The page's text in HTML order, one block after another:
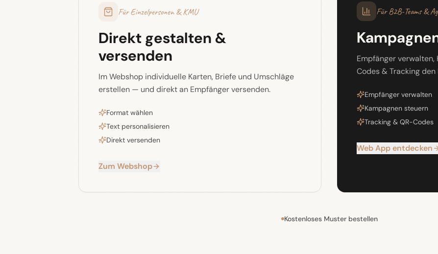
Für Einzelpersonen & KMU
Direkt gestalten &
versenden
Im Webshop individuelle Karten, Briefe und Umschläge
erstellen — und direkt an Empfänger versenden.
Format wählen
Text personalisieren
Direkt versenden
Zum Webshop
Für B2B-Teams &
Empfänger
Codes & Tracking den
Empfänger verwalten
Kampagnen steuern
Tracking & QR-Codes
Web App entdecken
Kostenloses Muster bestellen